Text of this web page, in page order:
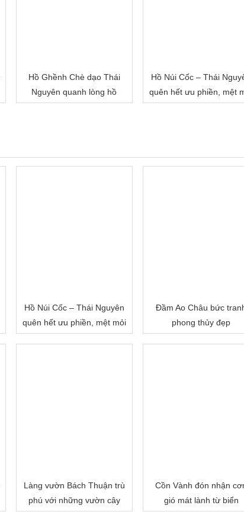
Hồ Ghềnh Chè dạo Thái
Nguyên quanh lòng hồ
Hồ Núi Cốc – Thái
quên hết ưu phiền, mệt
Hồ Núi Cốc – Thái Nguyên
quên hết ưu phiền, mệt mỏi
Đầm Ao Châu bức
phong thủy đẹp
Làng vườn Bách Thuận trù
phú với những vườn cây
Cồn Vành đón nhận
gió mát lành từ biển